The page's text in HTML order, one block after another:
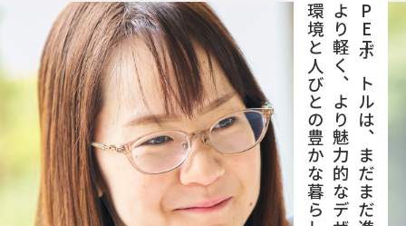
PETボトルは、まだまだ進化する。